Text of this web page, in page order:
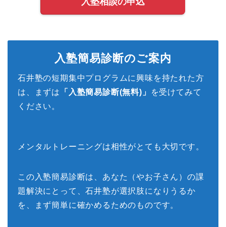
入塾簡易診断のご案内
石井塾の短期集中プログラムに興味を持たれた方
は、まずは
「入塾簡易診断(無料)」
を受けてみて
ください。
メンタルトレーニングは相性がとても大切です。
この入塾簡易診断は、あなた（やお子さん）の課
題解決にとって、石井塾が選択肢になりうるか
を、まず簡単に確かめるためのものです。